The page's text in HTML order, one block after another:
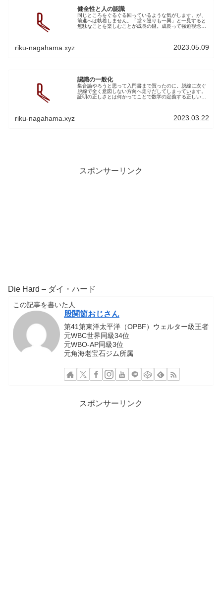
健全性と人の認識
同じところをぐるぐる回っているような気がします。が、
前進へは執着しません。「堂々巡りも一興」と一見すると
無駄なことを楽しむことが成長の鍵。成長って強迫観念を
riku-nagahama.xyz 2023.05.09
認識の一般化
集合論やろうと思って入門書まで買ったのに。脱線に次ぐ
脱線で全く意図しない方向へ走りだしてしまっています。
証明の正しさとは何かってことで数学の定義する正しいを
riku-nagahama.xyz 2023.03.22
スポンサーリンク
Die Hard – ダイ・ハード
この記事を書いた人
股関節おじさん
第41第東洋太平洋（OPBF）ウェルター級王者
元WBC世界同級34位
元WBO-AP同級3位
元角海老宝石ジム所属
スポンサーリンク